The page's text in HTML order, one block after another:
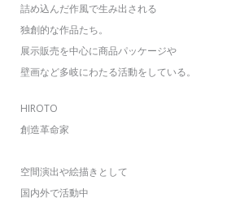
詰め込んだ作風で生み出される
独創的な作品たち。
展示販売を中心に商品パッケージや
壁画など多岐にわたる活動をしている。
HIROTO
創造革命家
空間演出や絵描きとして
国内外で活動中